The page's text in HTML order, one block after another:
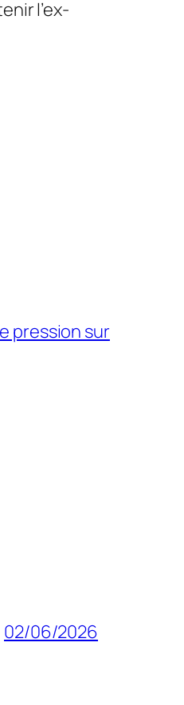
l’ex-
pression sur
02/06/2026